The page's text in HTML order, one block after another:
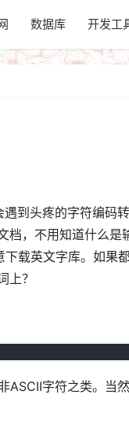
数据库 开发工
到头疼的字符编码
档，不用知道什么是
载英文字库。如果
上？
字符之类。当